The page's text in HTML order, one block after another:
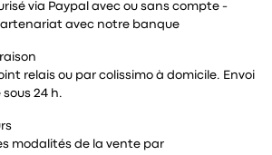
via Paypal avec ou sans compte -
avec notre banque
relais ou par colissimo à domicile. Envoi
24 h.
modalités de la vente par